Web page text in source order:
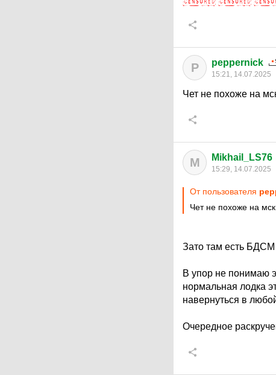
P peppernick
15:21, 14.07.2025
Чет не похоже на
M Mikhail_LS76
15:29, 14.07.2025
От пользователя
Чет не похоже на
Зато там есть
В упор не понимаю
нормальная лодка
навернуться в
Очередное